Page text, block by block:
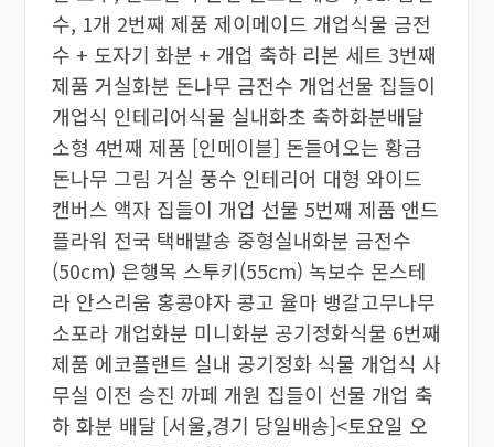
수, 1개 2번째 제품 제이메이드 개업식물 금전
수 + 도자기 화분 + 개업 축하 리본 세트 3번째
제품 거실화분 돈나무 금전수 개업선물 집들이
개업식 인테리어식물 실내화초 축하화분배달
소형 4번째 제품 [인메이블] 돈들어오는 황금
돈나무 그림 거실 풍수 인테리어 대형 와이드
캔버스 액자 집들이 개업 선물 5번째 제품 앤드
플라워 전국 택배발송 중형실내화분 금전수
(50cm) 은행목 스투키(55cm) 녹보수 몬스테
라 안스리움 홍콩야자 콩고 율마 뱅갈고무나무
소포라 개업화분 미니화분 공기정화식물 6번째
제품 에코플랜트 실내 공기정화 식물 개업식 사
무실 이전 승진 까페 개원 집들이 선물 개업 축
하 화분 배달 [서울,경기 당일배송]<토요일 오